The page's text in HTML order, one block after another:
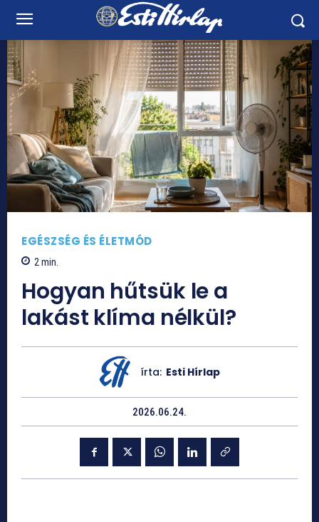
EGÉSZSÉG ÉS ÉLETMÓD
2 min.
Hogyan hűtsük le a
lakást klíma nélkül?
írta: Esti Hírlap
2026.06.24.